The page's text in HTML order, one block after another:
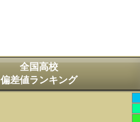
全国高校
偏差値ランキング